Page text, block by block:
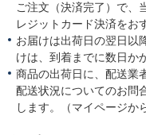
ご注文（決済完了）で、
レジットカード決済をお
お届けは出荷日の翌日以
けは、到着までに数日か
商品の出荷日に、配送業
配送状況についてのお問
します。（マイページか